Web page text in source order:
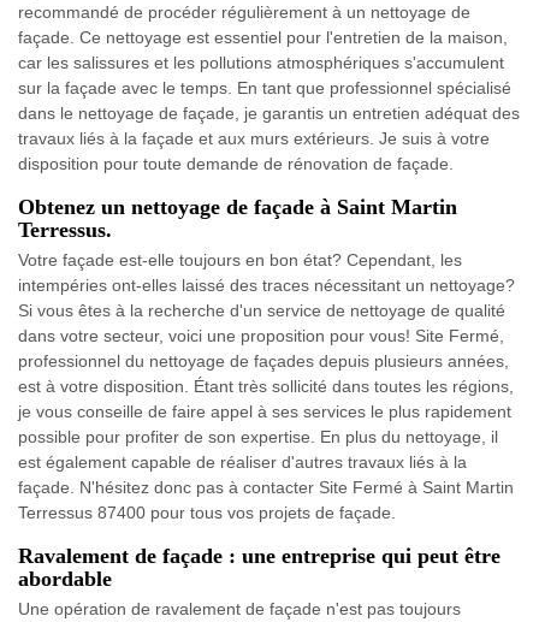
recommandé de procéder régulièrement à un nettoyage de
façade. Ce nettoyage est essentiel pour l'entretien de la maison,
car les salissures et les pollutions atmosphériques s'accumulent
sur la façade avec le temps. En tant que professionnel spécialisé
dans le nettoyage de façade, je garantis un entretien adéquat des
travaux liés à la façade et aux murs extérieurs. Je suis à votre
disposition pour toute demande de rénovation de façade.
Obtenez un nettoyage de façade à Saint Martin
Terressus.
Votre façade est-elle toujours en bon état? Cependant, les
intempéries ont-elles laissé des traces nécessitant un nettoyage?
Si vous êtes à la recherche d'un service de nettoyage de qualité
dans votre secteur, voici une proposition pour vous! Site Fermé,
professionnel du nettoyage de façades depuis plusieurs années,
est à votre disposition. Étant très sollicité dans toutes les régions,
je vous conseille de faire appel à ses services le plus rapidement
possible pour profiter de son expertise. En plus du nettoyage, il
est également capable de réaliser d'autres travaux liés à la
façade. N'hésitez donc pas à contacter Site Fermé à Saint Martin
Terressus 87400 pour tous vos projets de façade.
Ravalement de façade : une entreprise qui peut être
abordable
Une opération de ravalement de façade n'est pas toujours